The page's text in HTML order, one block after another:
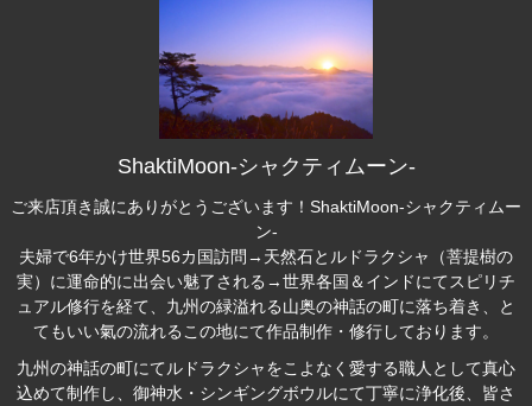
ShaktiMoon-シャクティムーン-
ご来店頂き誠にありがとうございます！ShaktiMoon-シャクティムー
ン-
夫婦で6年かけ世界56カ国訪問→天然石とルドラクシャ（菩提樹の
実）に運命的に出会い魅了される→世界各国＆インドにてスピリチ
ュアル修行を経て、九州の緑溢れる山奥の神話の町に落ち着き、と
てもいい氣の流れるこの地にて作品制作・修行しております。
九州の神話の町にてルドラクシャをこよなく愛する職人として真心
込めて制作し、御神水・シンギングボウルにて丁寧に浄化後、皆さ